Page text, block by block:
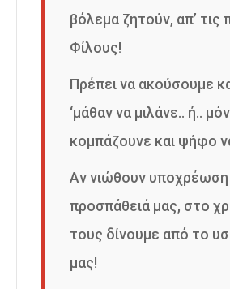
βόλεμα ζητούν, απ’ τις
Φίλους!
Πρέπει να ακούσουμε
‘μάθαν να μιλάνε.. ή..
κομπάζουνε και ψήφο
Αν νιώθουν
προσπάθειά μας, στο
τους δίνουμε από το
μας!